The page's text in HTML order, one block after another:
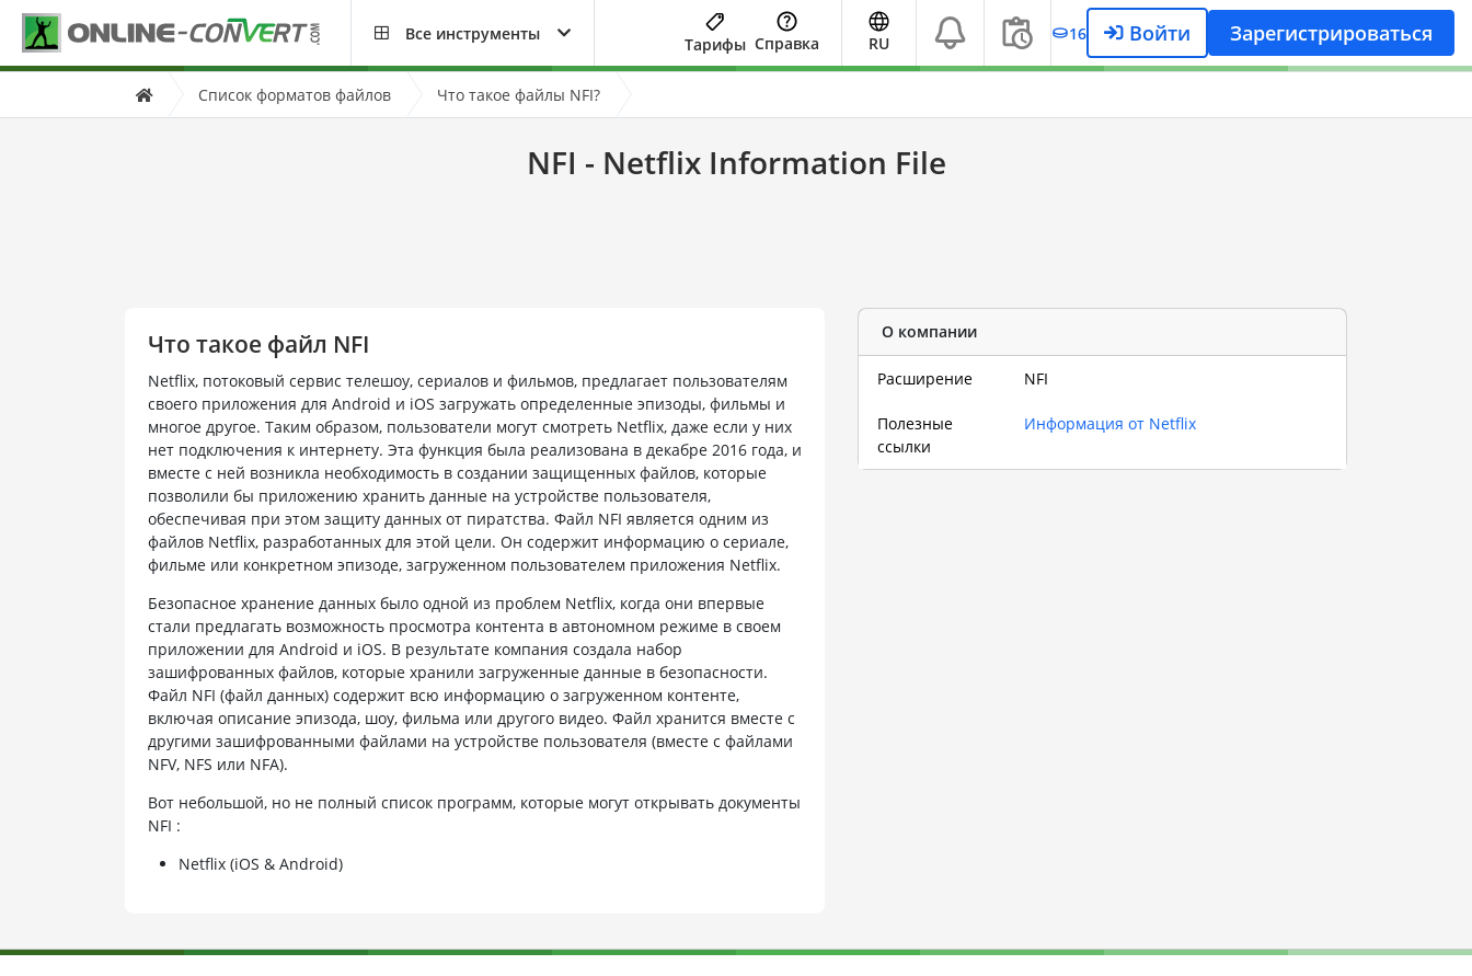
Все инструменты
Тарифы Справка RU 16 Войти Зарегистрироваться
Список форматов файлов Что такое файлы NFI?
NFI - Netflix Information File
Что такое файл NFI
Netflix, потоковый сервис телешоу, сериалов и фильмов, предлагает пользователям
своего приложения для Android и iOS загружать определенные эпизоды, фильмы и
многое другое. Таким образом, пользователи могут смотреть Netflix, даже если у них
нет подключения к интернету. Эта функция была реализована в декабре 2016 года, и
вместе с ней возникла необходимость в создании защищенных файлов, которые
позволили бы приложению хранить данные на устройстве пользователя,
обеспечивая при этом защиту данных от пиратства. Файл NFI является одним из
файлов Netflix, разработанных для этой цели. Он содержит информацию о сериале,
фильме или конкретном эпизоде, загруженном пользователем приложения Netflix.
Безопасное хранение данных было одной из проблем Netflix, когда они впервые
стали предлагать возможность просмотра контента в автономном режиме в своем
приложении для Android и iOS. В результате компания создала набор
зашифрованных файлов, которые хранили загруженные данные в безопасности.
Файл NFI (файл данных) содержит всю информацию о загруженном контенте,
включая описание эпизода, шоу, фильма или другого видео. Файл хранится вместе с
другими зашифрованными файлами на устройстве пользователя (вместе с файлами
NFV, NFS или NFA).
Вот небольшой, но не полный список программ, которые могут открывать документы
NFI :
Netflix (iOS & Android)
О компании
Расширение NFI
Полезные
ссылки
Информация от Netflix